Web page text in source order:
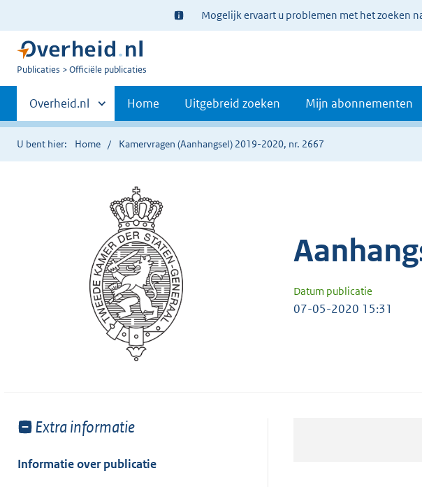
Ter
informatie:
Mogelijk ervaart u problemen met het zoeken
U
Publicaties Officiële publicaties
Primaire
navigatie
Andere
sites
binnen
Overheid.nl Home Uitgebreid zoeken Mijn abonnementen
U bent hier: Home Kamervragen (Aanhangsel) 2019-2020, nr. 2667
Datum publicatie
07-05-2020 15:31
Toon
van:
Extra informatie
Informatie over publicatie